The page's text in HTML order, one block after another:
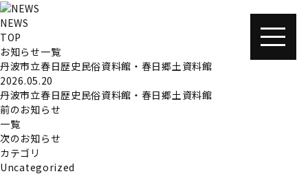
NEWS
TOP
お知らせ一覧
丹波市立春日歴史民俗資料館・春日郷土資料館
2026.05.20
丹波市立春日歴史民俗資料館・春日郷土資料館
前のお知らせ
一覧
次のお知らせ
カテゴリ
Uncategorized